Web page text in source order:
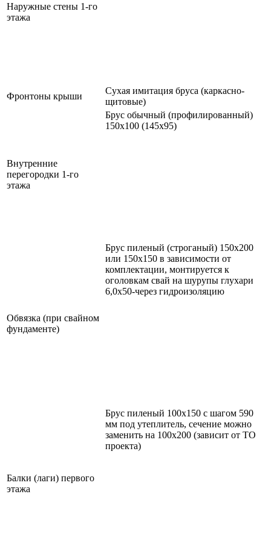
Наружные стены 1-го
этажа
Фронтоны крыши
Сухая имитация бруса (каркасно-
щитовые)
Внутренние
перегородки 1-го
этажа
Брус обычный (профилированный)
150х100 (145х95)
Обвязка (при свайном
фундаменте)
Брус пиленый (строганый) 150х200
или 150х150 в зависимости от
комплектации, монтируется к
оголовкам свай на шурупы глухари
6,0х50-через гидроизоляцию
Балки (лаги) первого
этажа
Брус пиленый 100х150 с шагом 590
мм под утеплитель, сечение можно
заменить на 100х200 (зависит от ТО
проекта)